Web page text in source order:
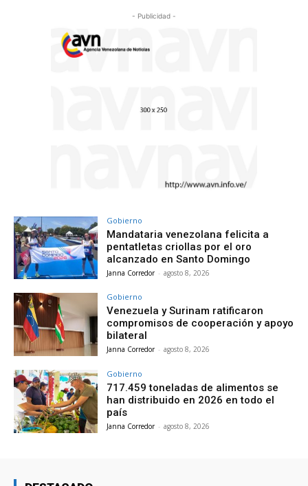
- Publicidad -
Gobierno
Mandataria venezolana felicita a
pentatletas criollas por el oro
alcanzado en Santo Domingo
Janna Corredor - agosto 8, 2026
Gobierno
Venezuela y Surinam ratificaron
compromisos de cooperación y apoyo
bilateral
Janna Corredor - agosto 8, 2026
Gobierno
717.459 toneladas de alimentos se
han distribuido en 2026 en todo el
país
Janna Corredor - agosto 8, 2026